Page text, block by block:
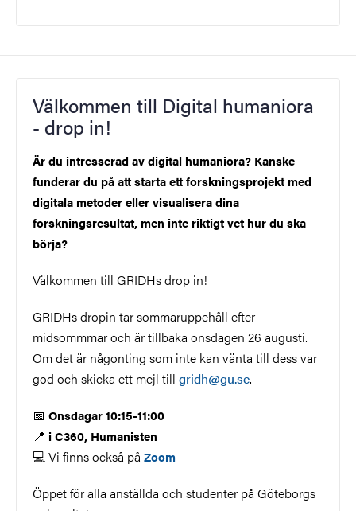
Välkommen till Digital humaniora
- drop in!
Är du intresserad av digital humaniora? Kanske
funderar du på att starta ett forskningsprojekt med
digitala metoder eller visualisera dina
forskningsresultat, men inte riktigt vet hur du ska
börja?
Välkommen till GRIDHs drop in!
GRIDHs dropin tar sommaruppehåll efter
midsommmar och är tillbaka onsdagen 26 augusti.
Om det är någonting som inte kan vänta till dess var
god och skicka ett mejl till gridh@gu.se.
📅 Onsdagar 10:15-11:00
📍 i C360, Humanisten
💻 Vi finns också på Zoom
Öppet för alla anställda och studenter på Göteborgs